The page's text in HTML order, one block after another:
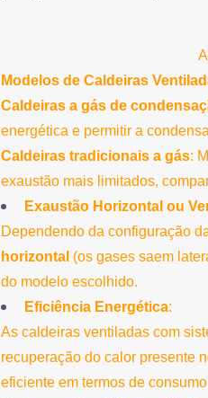
Modelos de Caldeiras
Caldeiras a gás de
energética e permitir a
Caldeiras tradicionais a gás:
exaustão mais limitados,
Exaustão Horizontal ou
Dependendo da configuração
horizontal (os gases saem
do modelo escolhido.
Eficiência Energética:
As caldeiras ventiladas com
recuperação do calor presente
eficiente em termos de